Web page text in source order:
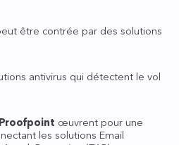
être contrée par des solutions
antivirus qui détectent le vol
Proofpoint œuvrent pour une
les solutions Email